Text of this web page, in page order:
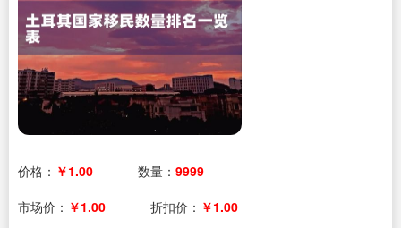
价格： ￥1.00 数量： 9999
市场价： ￥1.00 折扣价： ￥1.00